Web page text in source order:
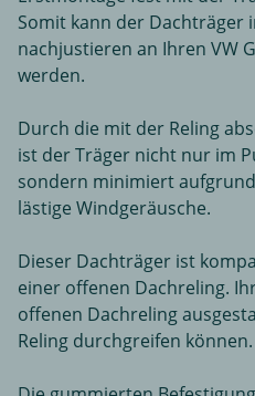
Somit kann der Dachträger
nachjustieren an Ihren VW
werden.
Durch die mit der Reling
ist der Träger nicht nur im
sondern minimiert
lästige Windgeräusche.
Dieser Dachträger ist
einer offenen Dachreling.
offenen Dachreling
Reling durchgreifen können.